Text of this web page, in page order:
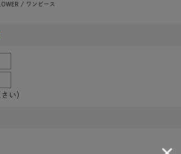
/ ワンピース
い）